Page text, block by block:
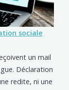
sociale
un mail
Déclaration
redite, ni une